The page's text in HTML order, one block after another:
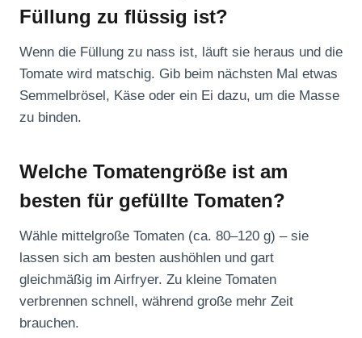
Füllung zu flüssig ist?
Wenn die Füllung zu nass ist, läuft sie heraus und die
Tomate wird matschig. Gib beim nächsten Mal etwas
Semmelbrösel, Käse oder ein Ei dazu, um die Masse
zu binden.
Welche Tomatengröße ist am
besten für gefüllte Tomaten?
Wähle mittelgroße Tomaten (ca. 80–120 g) – sie
lassen sich am besten aushöhlen und gart
gleichmäßig im Airfryer. Zu kleine Tomaten
verbrennen schnell, während große mehr Zeit
brauchen.